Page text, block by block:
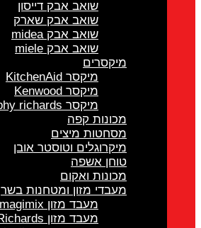
שואב אבק דייסון
שואב אבק שארק
שואב אבק midea
שואב אבק miele
מיקסרים
מיקסר KitchenAid
מיקסר Kenwood
מיקסר morphy richards
מכונות קפה
מסחטות מיצים
מיקרוגלים וטוסטר אובן
טוחן אשפה
מכונות ואקום
מעבדי מזון ומטחנות בשר
מעבד מזון magimix
מעבד מזון Morphy Richards